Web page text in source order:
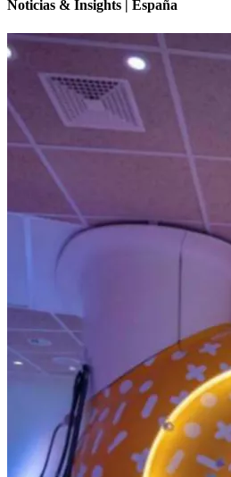
Noticias & Insights | España